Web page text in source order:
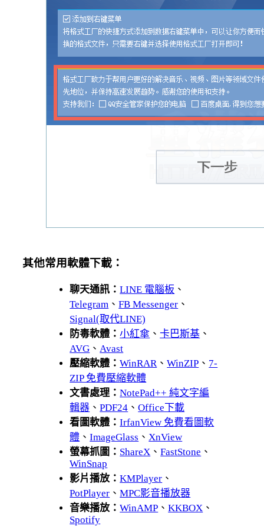
其他常用軟體下載：
聊天通訊：LINE 電腦板 、
Telegram 、FB Messenger 、
Signal(取代LINE)
防毒軟體：小紅傘 、卡巴斯基 、
AVG 、 Avast
壓縮軟體：WinRAR 、WinZIP 、 7-
ZIP 免費壓縮軟體
文書處理：NotePad++ 純文字編
輯器 、PDF24 、Office下載
看圖軟體：IrfanView 免費看圖軟
體 、ImageGlass 、 XnView
螢幕抓圖： ShareX 、FastStone 、
WinSnap
影片播放：KMPlayer 、
PotPlayer 、MPC影音播放器
音樂播放：WinAMP 、KKBOX 、
Spotify